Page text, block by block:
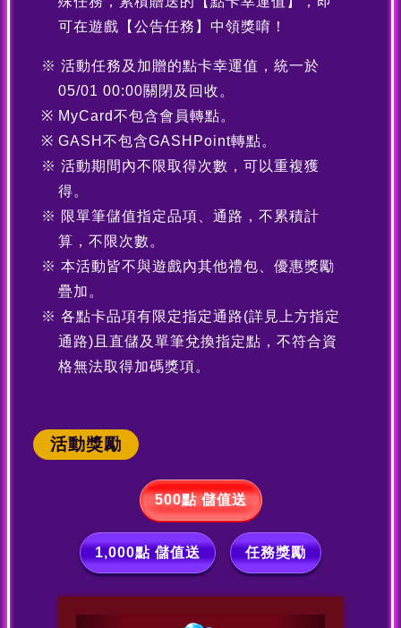
可在遊戲【公告任務】中領獎唷！
活動任務及加贈的點卡幸運值，統一於
05/01 00:00關閉及回收。
MyCard不包含會員轉點。
GASH不包含GASHPoint轉點。
活動期間內不限取得次數，可以重複獲
得。
限單筆儲值指定品項、通路，不累積計
算，不限次數。
本活動皆不與遊戲內其他禮包、優惠獎勵
疊加。
各點卡品項有限定指定通路(詳見上方指定
通路)且直儲及單筆兌換指定點，不符合資
格無法取得加碼獎項。
活動獎勵
500點 儲值送
1,000點 儲值送 任務獎勵